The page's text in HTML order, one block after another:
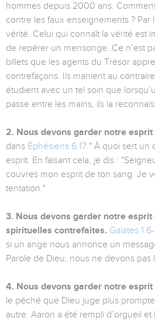
hommes depuis 2000 ans.
contre les faux enseignements ? Par
vérité. Celui qui connaît la vérité est
de repérer un mensonge. Ce n’est
billets que les agents du Trésor
contrefaçons. Ils manient au
étudient avec un tel soin que
passe entre les mains, ils la
2. Nous devons garder notre
dans Éphésiens 6.17." À quoi sert un
esprit. En faisant cela, je dis :
couvres mon esprit de ton sang. Je
tentation."
3. Nous devons garder notre esprit
spirituelles contrefaites. Galates
si un ange nous annonce un
Parole de Dieu, nous ne devons pas
4. Nous devons garder notre esprit
le péché que Dieu juge plus
autre. Aaron a été rempli d’orgueil et